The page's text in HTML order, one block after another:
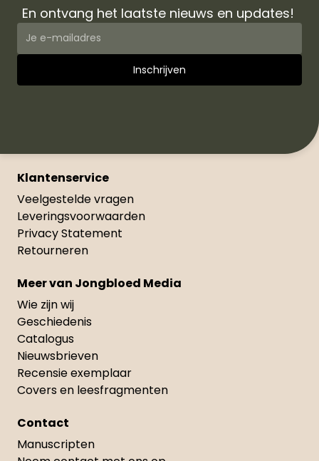
En ontvang het laatste nieuws en updates!
Klantenservice
Veelgestelde vragen
Leveringsvoorwaarden
Privacy Statement
Retourneren
Meer van Jongbloed Media
Wie zijn wij
Geschiedenis
Catalogus
Nieuwsbrieven
Recensie exemplaar
Covers en leesfragmenten
Contact
Manuscripten